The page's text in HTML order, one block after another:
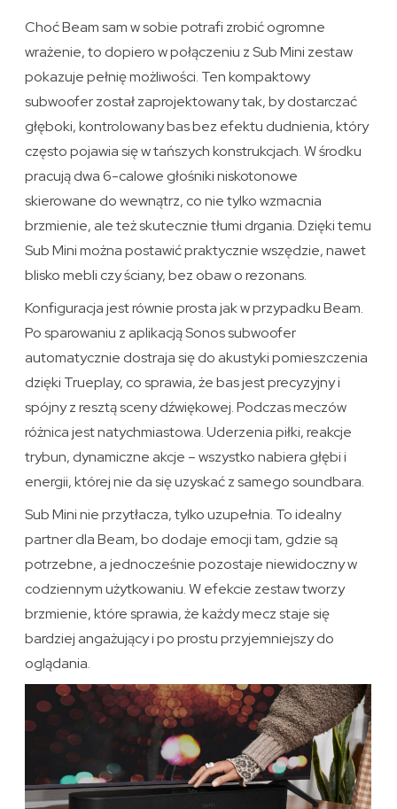
Choć Beam sam w sobie potrafi zrobić ogromne
wrażenie, to dopiero w połączeniu z Sub Mini zestaw
pokazuje pełnię możliwości. Ten kompaktowy
subwoofer został zaprojektowany tak, by dostarczać
głęboki, kontrolowany bas bez efektu dudnienia, który
często pojawia się w tańszych konstrukcjach. W środku
pracują dwa 6-calowe głośniki niskotonowe
skierowane do wewnątrz, co nie tylko wzmacnia
brzmienie, ale też skutecznie tłumi drgania. Dzięki temu
Sub Mini można postawić praktycznie wszędzie, nawet
blisko mebli czy ściany, bez obaw o rezonans.
Konfiguracja jest równie prosta jak w przypadku Beam.
Po sparowaniu z aplikacją Sonos subwoofer
automatycznie dostraja się do akustyki pomieszczenia
dzięki Trueplay, co sprawia, że bas jest precyzyjny i
spójny z resztą sceny dźwiękowej. Podczas meczów
różnica jest natychmiastowa. Uderzenia piłki, reakcje
trybun, dynamiczne akcje – wszystko nabiera głębi i
energii, której nie da się uzyskać z samego soundbara.
Sub Mini nie przytłacza, tylko uzupełnia. To idealny
partner dla Beam, bo dodaje emocji tam, gdzie są
potrzebne, a jednocześnie pozostaje niewidoczny w
codziennym użytkowaniu. W efekcie zestaw tworzy
brzmienie, które sprawia, że każdy mecz staje się
bardziej angażujący i po prostu przyjemniejszy do
oglądania.